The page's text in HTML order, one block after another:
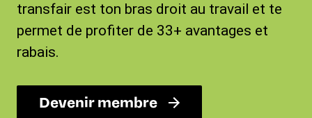
transfair est ton bras droit au travail et te
permet de profiter de 33+ avantages et
rabais.
Devenir membre